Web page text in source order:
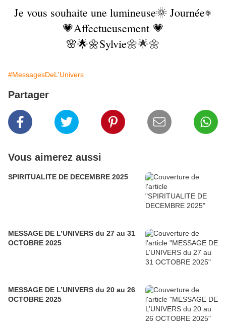
Je vous souhaite une lumineuse🌞 Journée💐
💗Affectueusement 💗
🌸🌟🌼Sylvie🌼🌟🌼
#MessagesDeL'Univers
Partager
Vous aimerez aussi
SPIRITUALITE DE DECEMBRE 2025
MESSAGE DE L’UNIVERS du 27 au 31
OCTOBRE 2025
MESSAGE DE L’UNIVERS du 20 au 26
OCTOBRE 2025